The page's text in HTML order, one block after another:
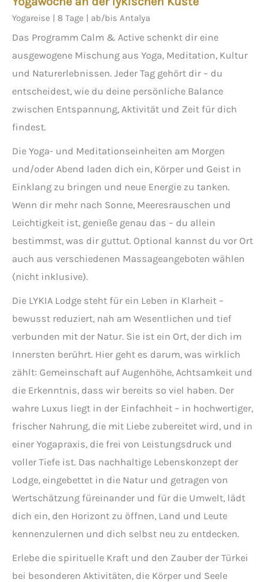
Yogareise | 8 Tage | ab/bis Antalya
Das Programm Calm & Active schenkt dir eine
ausgewogene Mischung aus Yoga, Meditation, Kultur
und Naturerlebnissen. Jeder Tag gehört dir – du
entscheidest, wie du deine persönliche Balance
zwischen Entspannung, Aktivität und Zeit für dich
findest.
Die Yoga- und Meditationseinheiten am Morgen
und/oder Abend laden dich ein, Körper und Geist in
Einklang zu bringen und neue Energie zu tanken.
Wenn dir mehr nach Sonne, Meeresrauschen und
Leichtigkeit ist, genieße genau das – du allein
bestimmst, was dir guttut. Optional kannst du vor Ort
auch aus verschiedenen Massageangeboten wählen
(nicht inklusive).
Die LYKIA Lodge steht für ein Leben in Klarheit –
bewusst reduziert, nah am Wesentlichen und tief
verbunden mit der Natur. Sie ist ein Ort, der dich im
Innersten berührt. Hier geht es darum, was wirklich
zählt: Gemeinschaft auf Augenhöhe, Achtsamkeit und
die Erkenntnis, dass wir bereits so viel haben. Der
wahre Luxus liegt in der Einfachheit – in hochwertiger,
frischer Nahrung, die mit Liebe zubereitet wird, und in
einer Yogapraxis, die frei von Leistungsdruck und
voller Tiefe ist. Das nachhaltige Lebenskonzept der
Lodge, eingebettet in die Natur und getragen von
Wertschätzung füreinander und für die Umwelt, lädt
dich ein, den Horizont zu öffnen, Land und Leute
kennenzulernen und dich selbst neu zu entdecken.
Erlebe die spirituelle Kraft und den Zauber der Türkei
bei besonderen Aktivitäten, die Körper und Seele